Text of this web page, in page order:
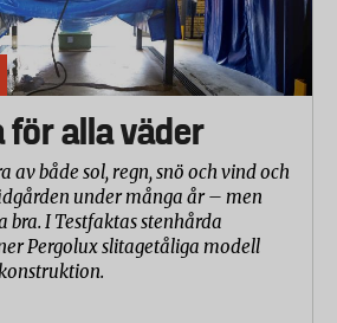
för alla väder
av både sol, regn, snö och vind och
under många år – men
bra. I Testfaktas stenhårda
Pergolux slitagetåliga modell